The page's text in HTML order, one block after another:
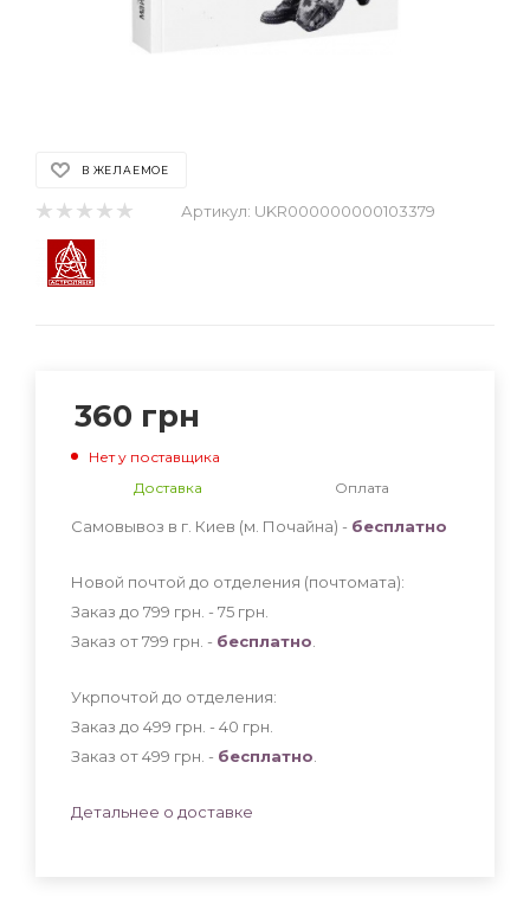
В ЖЕЛАЕМОЕ
Артикул: UKR000000000103379
360 грн
Нет у поставщика
Доставка
Оплата
Самовывоз в г. Киев (м. Почайна) - бесплатно
Новой почтой до отделения (почтомата):
Заказ до 799 грн. - 75 грн
Заказ от 799 грн. - бесплатно
Укрпочтой до отделения:
Заказ до 499 грн. - 40 грн
Заказ от 499 грн. - бесплатно
Детальнее о доставке